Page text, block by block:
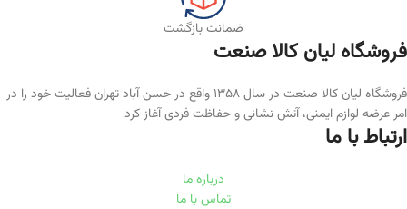
ضمانت بازگشت
فروشگاه لیان‌ کالا صنعت
فروشگاه لیان کالا صنعت در سال ۱۳۵۸ واقع در حسن آباد تهران فعالیت خود را در
امر عرضه لوازم ایمنی، آتش نشانی و حفاظت فردی آغاز کرد
ارتباط با ما
درباره ما
تماس با ما